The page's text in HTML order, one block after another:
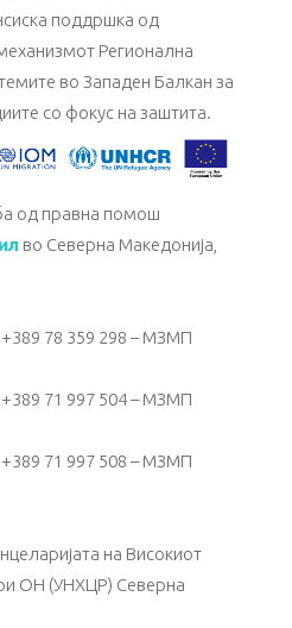
поддршка од
Регионална
во Западен Балкан за
со фокус на заштита.
од правна помош
во Северна Македонија,
+389 78 359 298 – МЗМП
+389 71 997 504 – МЗМП
+389 71 997 508 – МЗМП
на Високиот
ОН (УНХЦР) Северна